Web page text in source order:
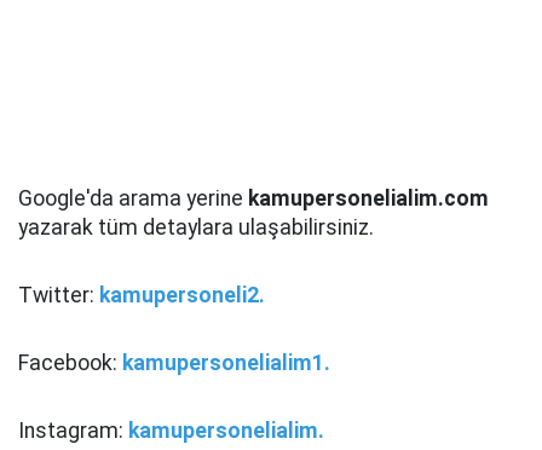
Google'da arama yerine kamupersonelialim.com
yazarak tüm detaylara ulaşabilirsiniz.
Twitter: kamupersoneli2.
Facebook: kamupersonelialim1.
Instagram: kamupersonelialim.